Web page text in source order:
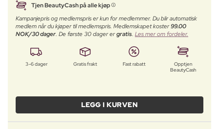
Tjen BeautyCash på alle kjøp
Kampanjepris og medlemspris er kun for medlemmer. Du blir automatisk
medlem når du kjøper til medlemspris. Medlemskapet koster99.00
NOK/30 dager. De første 30 dager ergratis. Les mer om fordeler.
3–6 dager Gratis frakt Fast rabatt
Opptjen
BeautyCash
LEGG I KURVEN